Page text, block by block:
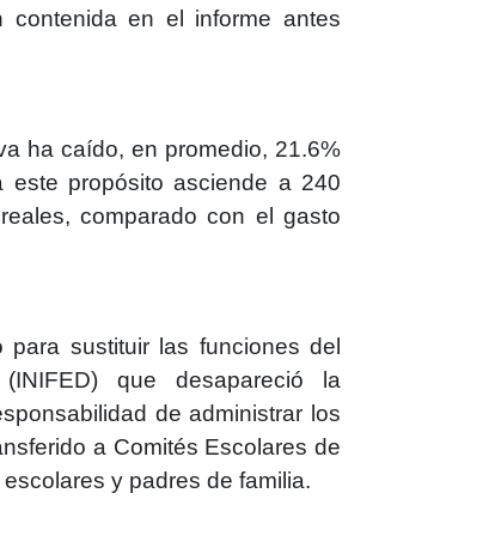
contenida en el informe antes
ha caído, en promedio, 21.6%
propósito asciende a 240
comparado con el gasto
sustituir las funciones del
que desapareció la
de administrar los
a Comités Escolares de
y padres de familia.